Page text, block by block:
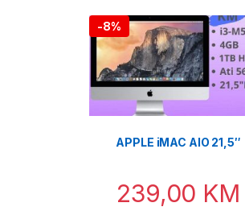
-8%
APPLE iMAC AIO 21,5″
239,00 KM